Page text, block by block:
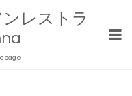
レストラ